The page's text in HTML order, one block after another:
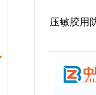
压敏胶用